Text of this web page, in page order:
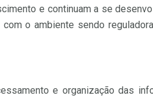
e continuam a se
o ambiente sendo
e organização das